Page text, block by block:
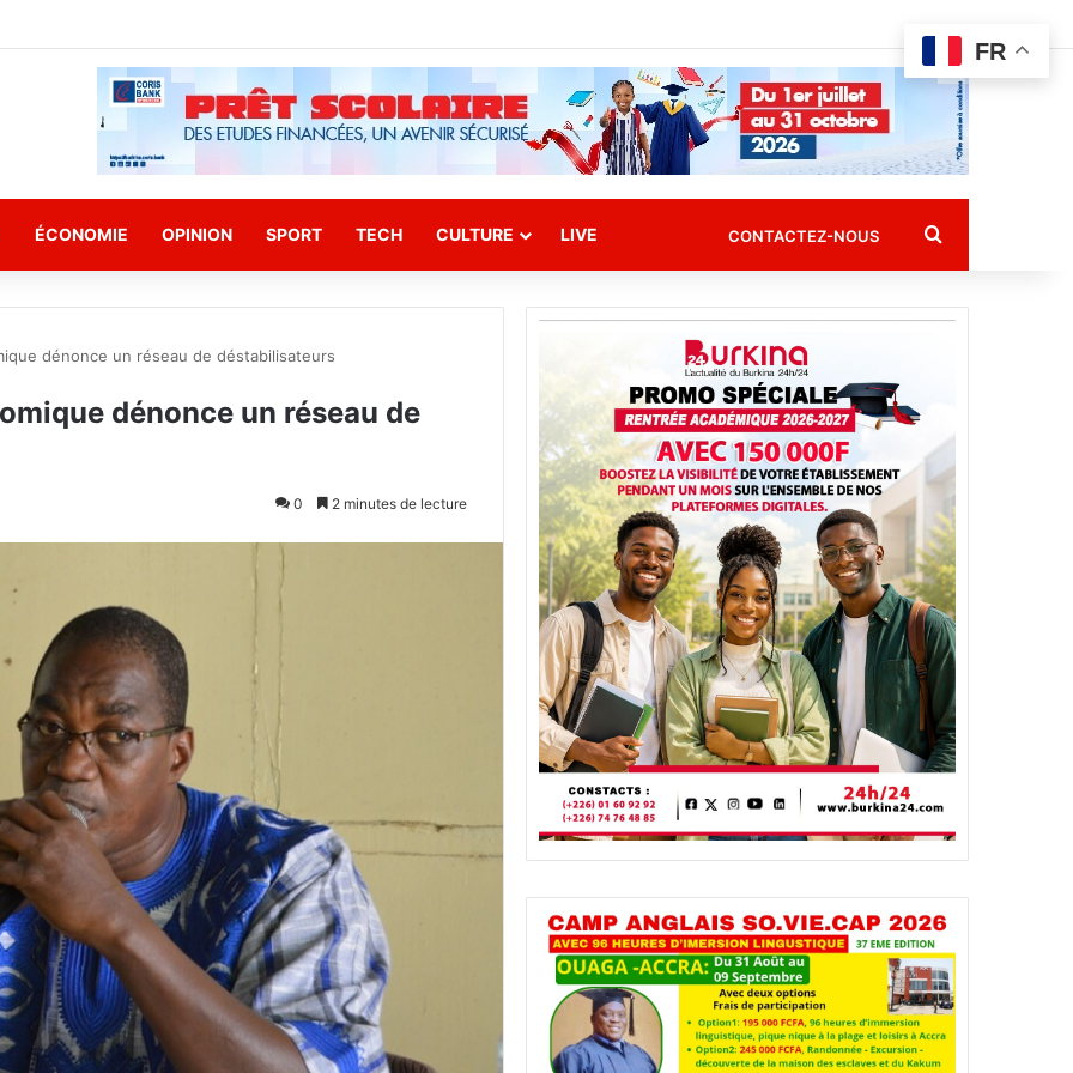
ÉCONOMIE OPINION SPORT TECH CULTURE LIVE CONTACTEZ-NOUS Rechercher
dénonce un réseau de déstabilisateurs
dénonce un réseau de
0 2 minutes de lecture
FR